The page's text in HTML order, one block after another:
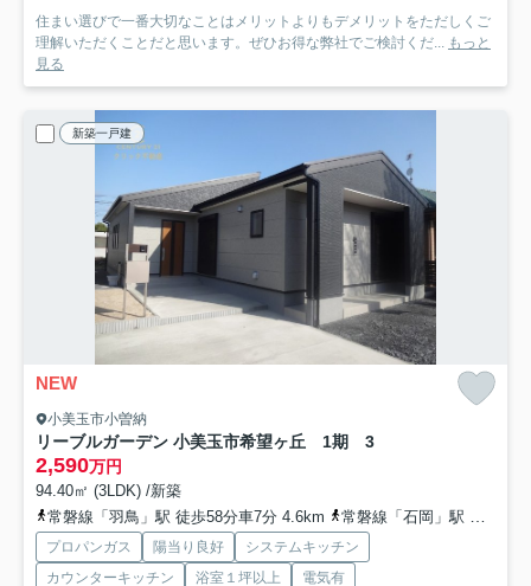
住まい選びで一番大切なことはメリットよりもデメリットをただしくご
理解いただくことだと思います。ぜひお得な弊社でご検討くだ... もっと
見る
新築一戸建
NEW
小美玉市小曽納
リーブルガーデン 小美玉市希望ヶ丘 1期 3
2,590万円
94.40㎡ (3LDK) /新築
常磐線「羽鳥」駅 徒歩58分車7分 4.6km
常磐線「石岡」駅 車10分 4.5km
プロパンガス 陽当り良好
システムキッチン
カウンターキッチン
浴室１坪以上
電気有